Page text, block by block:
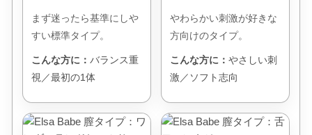
まず迷ったら基準にしや
すい標準タイプ。
こんな方に： バランス重
視／最初の1体
やわらかい刺激が好きな
方向けのタイプ。
こんな方に： やさしい刺
激／ソフト志向